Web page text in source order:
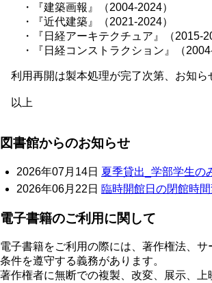
・『建築画報』（2004-2024）
・『近代建築』（2021-2024）
・『日経アーキテクチュア』（2015-
・『日経コンストラクション』（2004-
利用再開は製本処理が完了次第、お知ら
以上
図書館からのお知らせ
2026年07月14日 夏季貸出_学部学生の
2026年06月22日 臨時開館日の閉館時
電子書籍のご利用に関して
電子書籍をご利用の際には、著作権法、サ
条件を遵守する義務があります。
著作権者に無断での複製、改変、展示、上